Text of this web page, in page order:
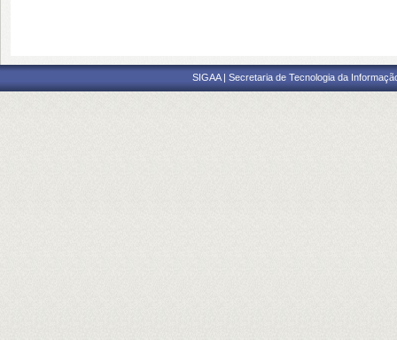
SIGAA | Secretaria de Tecnologia da